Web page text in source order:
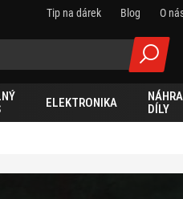
Tip na dárek Blog O
ELEKTRONIKA
DÍLY